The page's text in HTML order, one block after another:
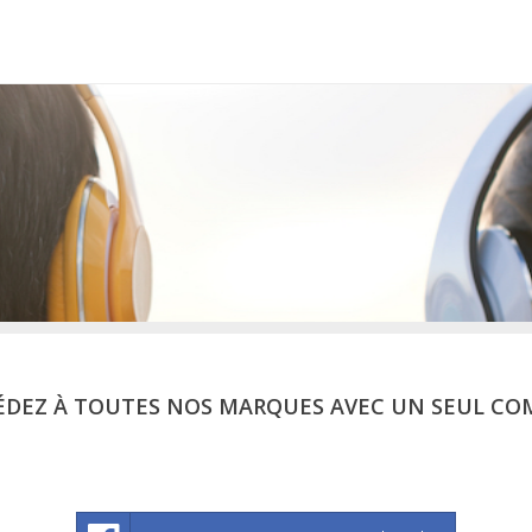
À TOUTES NOS MARQUES AVEC UN SEUL